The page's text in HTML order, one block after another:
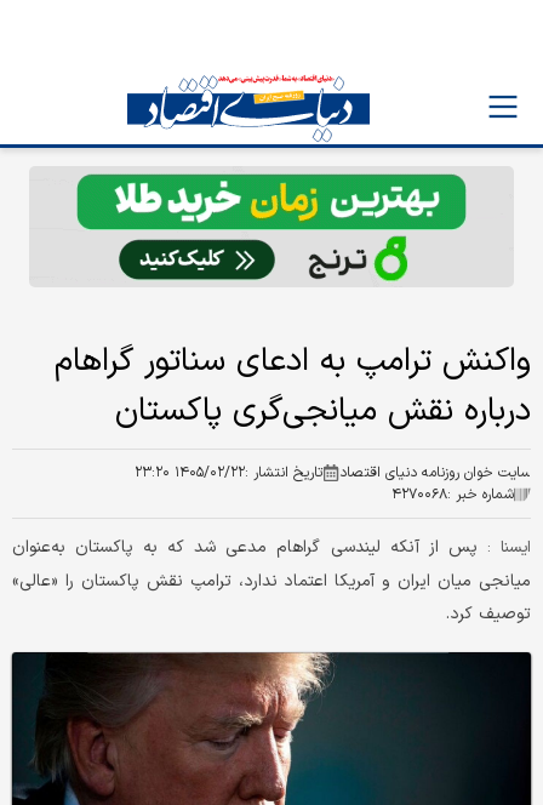
واکنش ترامپ به ادعای سناتور گراهام
درباره نقش میانجی‌گری پاکستان
سایت خوان روزنامه دنیای اقتصاد تاریخ انتشار :۱۴۰۵/۰۲/۲۲ ۲۳:۲۰
شماره خبر :۴۲۷۰۰۶۸
ايسنا : پس از آنکه لیندسی گراهام مدعی شد که به پاکستان به‌عنوان
میانجی میان ایران و آمریکا اعتماد ندارد، ترامپ نقش پاکستان را «عالی»
توصیف کرد.